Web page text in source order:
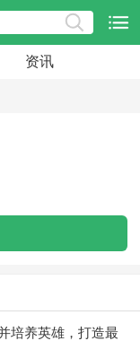
资讯
培养英雄，打造最